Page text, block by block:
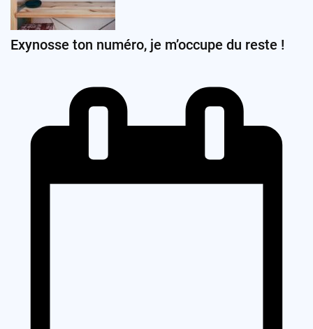
Exynosse ton numéro, je m’occupe du reste !